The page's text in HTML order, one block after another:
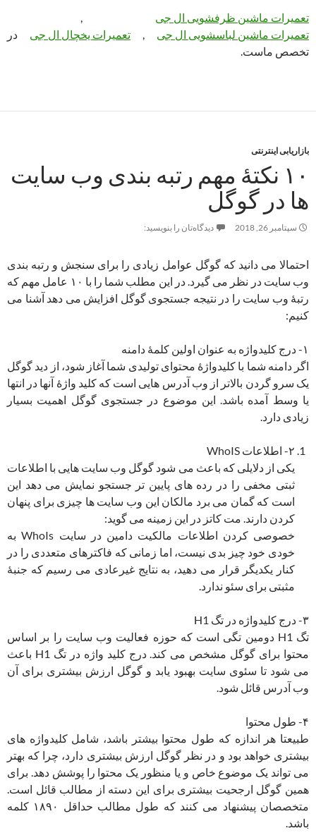
تعمیرات ماشین ظرفشویی ال جی ,
تعمیرات ماشین لباسشویی ال جی , تعمیرات یخچال ال جی در
تخصص ماست.
بازاریابی اینترنتی
۱۰ نکتۀ مهم رتبه بندی وب سایت
ها در گوگل
سپتامبر 26, 2018 دیدگاه‌تان را بنویسید:
احتمالا می دانید که گوگل عوامل زیادی را برای سنجش و رتبه بندی
وب سایت در نظر می گیرد. در این مطلب شما را با ۱۰ عامل مهم که
رتبۀ وب سایت را در نتیجه جستجوی گوگل افزایش می دهد آشنا می
کنیم:
۱- درج کلیدواژه به عنوان اولین کلمۀ دامنه
اگر دامنه شما با کلیدواژۀ محتوای تولیدی شما آغاز شود، از دید گوگل
یک سرو گردن بالاتر از وب آدرس هایی است که کلید واژۀ آنها در انتها
یا وسط آمده باشد. این موضوع در جستجوی گوگل اهمیت بسیار
زیادی دارد.
۲- اطلاعات WhoIS
یکی از دلایلی که باعث می شود گوگل وب سایت هایی با اطلاعات
ثبتی مخفی را در رده های پایین تر جستجو نمایش می دهد این
است که گمان می برد مالکان این وب سایت ها چیزی برای پنهان
کردن دارند. مت کاتز در این زمینه می گوید:
خصوصی کردن اطلاعات مالکیت دامین در سایت WhoIs به
خودی خود چیز بدی نیست، اما زمانی که فاکترهای متعددی را در
کنار یکدیگر قرار می دهید، به نتایج غیرعادی می رسیم که جنبۀ
مثبتی برای سئو ندارد.
۳- درج کلیدواژه در تگ H1
تگ H1 دومین تگی است که حوزه فعالیت وب سایت را بر اساس
محتوا برای گوگل مشخص می کند. درج کلید واژه در تگ H1 باعث
می شود تا سئوی سایت بهبود یابد و گوگل ارزش بیشتری برای آن
وب آدرس قائل شود.
۴- طول محتوا
طبیعتا هر اندازه که طول محتوا بیشتر باشد، شامل کلیدواژه های
بیشتری خواهد بود و در نظر گوگل ارزش بیشتری دارد، چرا که بهتر
می تواند یک موضوع خاص و یا منظور یک محتوا را پوشش دهد. برای
همین گوگل ارجحیت بیشتری برای این دسته از مطالب قائل است.
متخصصان پیشنهاد می کنند که طول مطالب حداقل ۱۸۹۰ کلمه
باشد.